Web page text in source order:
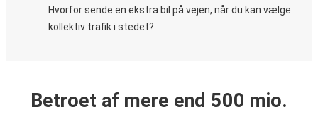
Hvorfor sende en ekstra bil på vejen, når du kan vælge
kollektiv trafik i stedet?
Betroet af mere end 500 mio.